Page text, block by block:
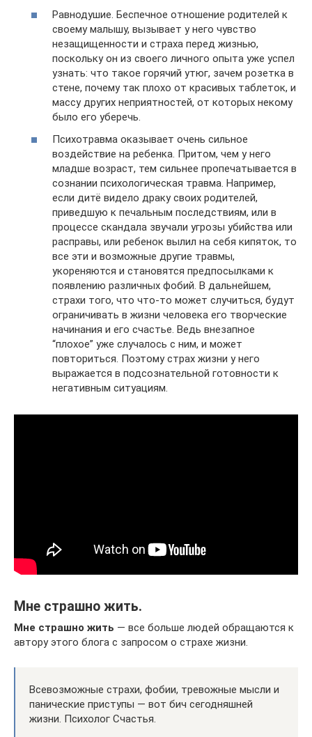
Равнодушие. Беспечное отношение родителей к
своему малышу, вызывает у него чувство
незащищенности и страха перед жизнью,
поскольку он из своего личного опыта уже успел
узнать: что такое горячий утюг, зачем розетка в
стене, почему так плохо от красивых таблеток, и
массу других неприятностей, от которых некому
было его уберечь.
Психотравма оказывает очень сильное
воздействие на ребенка. Притом, чем у него
младше возраст, тем сильнее пропечатывается в
сознании психологическая травма. Например,
если дитё видело драку своих родителей,
приведшую к печальным последствиям, или в
процессе скандала звучали угрозы убийства или
расправы, или ребенок вылил на себя кипяток, то
все эти и возможные другие травмы,
укореняются и становятся предпосылками к
появлению различных фобий. В дальнейшем,
страхи того, что что-то может случиться, будут
ограничивать в жизни человека его творческие
начинания и его счастье. Ведь внезапное
“плохое” уже случалось с ним, и может
повториться. Поэтому страх жизни у него
выражается в подсознательной готовности к
негативным ситуациям.
Мне страшно жить.
Мне страшно жить — все больше людей обращаются к
автору этого блога с запросом о страхе жизни.
Всевозможные страхи, фобии, тревожные мысли и
панические приступы — вот бич сегодняшней
жизни. Психолог Счастья.